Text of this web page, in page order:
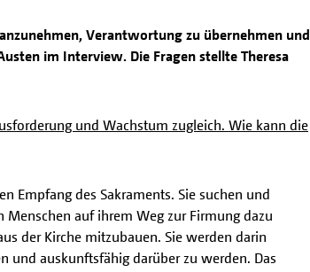
Verantwortung zu übernehmen und
im Interview. Die Fragen stellte Theresa
und Wachstum zugleich. Wie kann die
Empfang des Sakraments. Sie suchen und
auf ihrem Weg zur Firmung dazu
der Kirche mitzubauen. Sie werden darin
und auskunftsfähig darüber zu werden. Das